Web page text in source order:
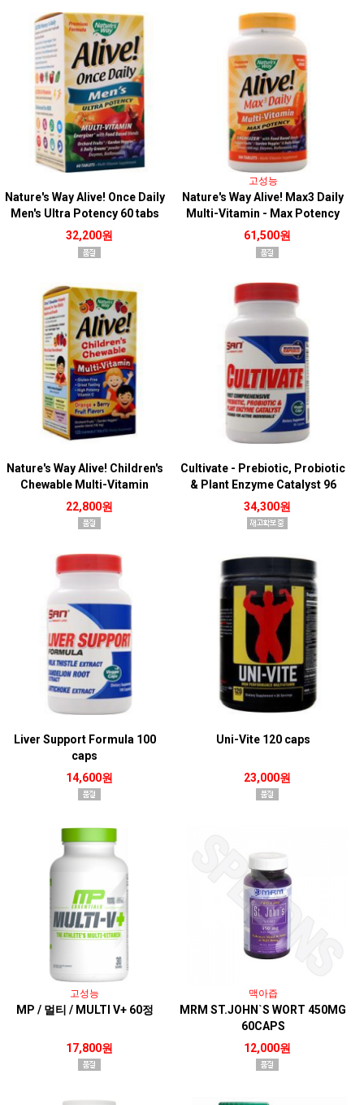
Nature's Way Alive! Once Daily
Men's Ultra Potency 60 tabs
32,200원
고성능
Nature's Way Alive! Max3 Daily
Multi-Vitamin - Max Potency
No Iron 180 tabs
61,500원
Nature's Way Alive! Children's
Chewable Multi-Vitamin
Orange & Berry 120 tabs
22,800원
Cultivate - Prebiotic, Probiotic
& Plant Enzyme Catalyst 96
vcaps
34,300원
Liver Support Formula 100
caps
14,600원
Uni-Vite 120 caps
23,000원
고성능
MP / 멀티 / MULTI V+ 60정
17,800원
맥아즙
MRM ST.JOHN`S WORT 450MG
60CAPS
12,000원